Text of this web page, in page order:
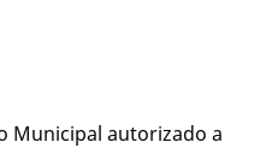
Municipal autorizado a